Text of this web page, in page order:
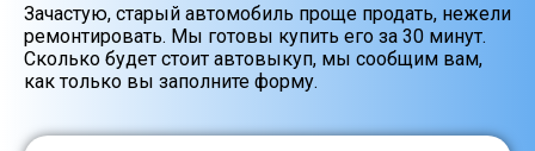
Зачастую, старый автомобиль проще продать, нежели
ремонтировать. Мы готовы купить его за 30 минут.
Сколько будет стоит автовыкуп, мы сообщим вам,
как только вы заполните форму.